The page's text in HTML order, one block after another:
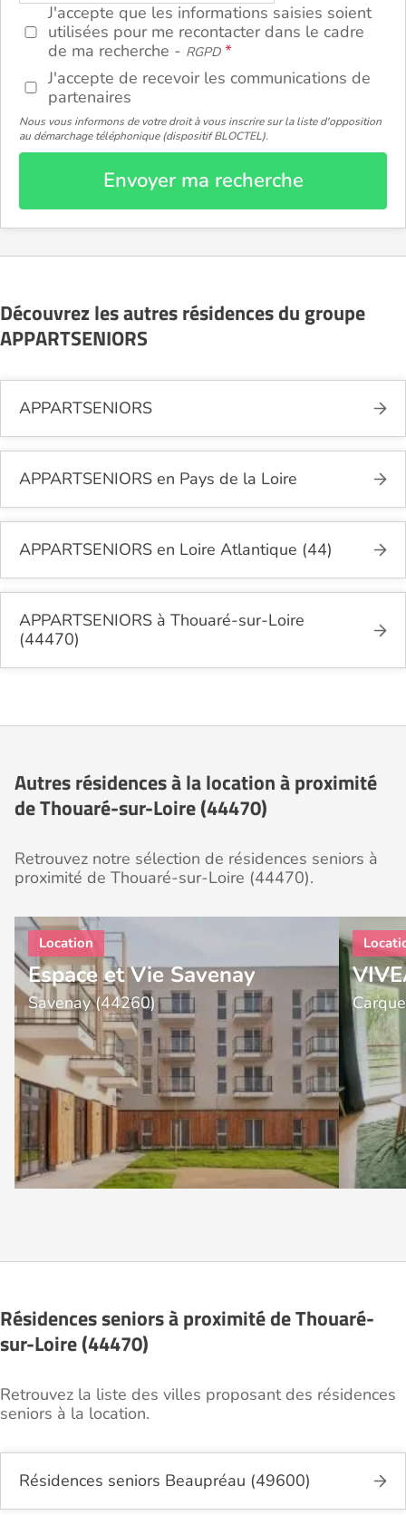
J'accepte que les informations saisies soient
utilisées pour me recontacter dans le cadre
de ma recherche - RGPD
J'accepte de recevoir les communications de
partenaires
Nous vous informons de votre droit à vous inscrire sur la liste d'opposition
au démarchage téléphonique (dispositif BLOCTEL).
Envoyer ma recherche
Découvrez les autres résidences du groupe
APPARTSENIORS
APPARTSENIORS
APPARTSENIORS en Pays de la Loire
APPARTSENIORS en Loire Atlantique (44)
APPARTSENIORS à Thouaré-sur-Loire
(44470)
Autres résidences à la location à proximité
de Thouaré-sur-Loire (44470)
Retrouvez notre sélection de résidences seniors à
proximité de Thouaré-sur-Loire (44470).
Espace et Vie Savenay
Savenay (44260)
Résidences seniors à proximité de Thouaré-
sur-Loire (44470)
Retrouvez la liste des villes proposant des résidences
seniors à la location.
Résidences seniors Beaupréau (49600)